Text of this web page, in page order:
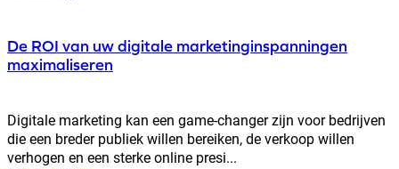
De ROI van uw digitale marketinginspanningen
maximaliseren
Digitale marketing kan een game-changer zijn voor bedrijven
die een breder publiek willen bereiken, de verkoop willen
verhogen en een sterke online presi...